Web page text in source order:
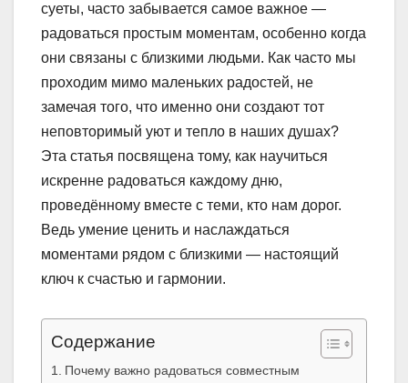
суеты, часто забывается самое важное —
радоваться простым моментам, особенно когда
они связаны с близкими людьми. Как часто мы
проходим мимо маленьких радостей, не
замечая того, что именно они создают тот
неповторимый уют и тепло в наших душах?
Эта статья посвящена тому, как научиться
искренне радоваться каждому дню,
проведённому вместе с теми, кто нам дорог.
Ведь умение ценить и наслаждаться
моментами рядом с близкими — настоящий
ключ к счастью и гармонии.
Содержание
Почему важно радоваться совместным